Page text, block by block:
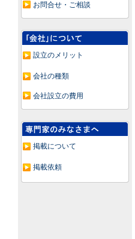
お問合せ・ご相談
設立のメリット
会社の種類
会社設立の費用
掲載について
掲載依頼